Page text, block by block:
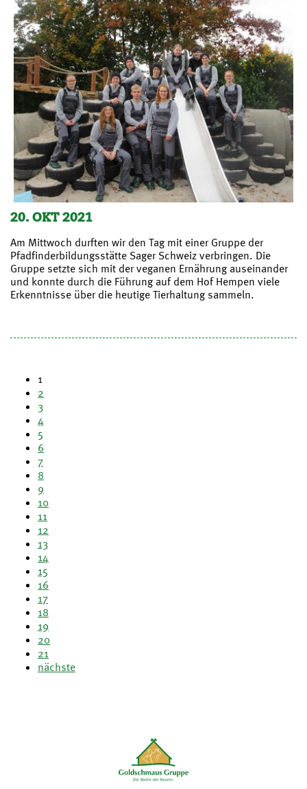
20. OKT 2021
Am Mittwoch durften wir den Tag mit einer Gruppe der
Pfadfinderbildungsstätte Sager Schweiz verbringen. Die
Gruppe setzte sich mit der veganen Ernährung auseinander
und konnte durch die Führung auf dem Hof Hempen viele
Erkenntnisse über die heutige Tierhaltung sammeln.
1
2
3
4
5
6
7
8
9
10
11
12
13
14
15
16
17
18
19
20
21
nächste